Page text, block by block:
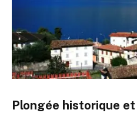
Plongée historique